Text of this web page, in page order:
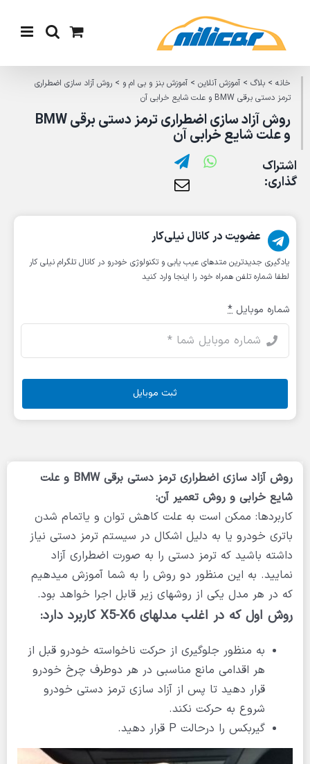
content
خانه> بلاگ> آموزش آنلاین> آموزش بنز و بی ام و > روش آزاد سازی اضطراری
ترمز دستی برقی BMW و علت شایع خرابی آن
روش آزاد سازی اضطراری ترمز دستی برقی BMW
و علت شایع خرابی آن
اشتراک
گذاری:
روش آزاد سازی اضطراری ترمز دستی برقی BMW و علت
شایع خرابی و روش تعمیر آن:
کاربردها: ممکن است به علت کاهش توان و یاتمام شدن
باتری خودرو یا به دلیل اشکال در سیستم ترمز دستی نیاز
داشته باشید که ترمز دستی را به صورت اضطراری آزاد
نمایید. به این منظور دو روش را به شما آموزش میدهیم
که در هر مدل یکی از روشهای زیر قابل اجرا خواهد بود.
روش اول که در اغلب مدلهایX5-X6 کاربرد دارد:
به منظور جلوگیری از حرکت ناخواسته خودرو قبل از
هر اقدامی مانع مناسبی در هر دوطرف چرخ خودرو
قرار دهید تا پس از آزاد سازی ترمز دستی خودرو
شروع به حرکت نکند.
گیربکس را درحالت P قرار دهید.
عضویت در کانال نیلی‌کار
یادگیری جدیدترین متد‌های عیب یابی‌ و تکنولوژی خودرو در کانال تلگرام نیلی کار
لطفا شماره تلفن همراه خود را اینجا وارد کنید
شماره موبایل *
ثبت موبایل